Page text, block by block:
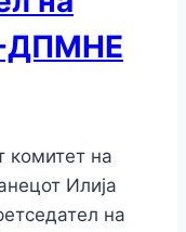
ДПМНЕ
комитет на
Илија
на